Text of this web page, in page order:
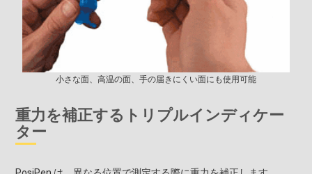
小さな面、高温の面、手の届きにくい面にも使用可能
重力を補正するトリプルインディケー
ター